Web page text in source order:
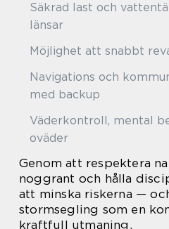
Säkrad last och
länsar
Möjlighet att snabbt
Navigations och
med backup
Väderkontroll, mental
oväder
Genom att respektera
noggrant och hålla
att minska riskerna —
stormsegling som en
kraftfull utmaning.